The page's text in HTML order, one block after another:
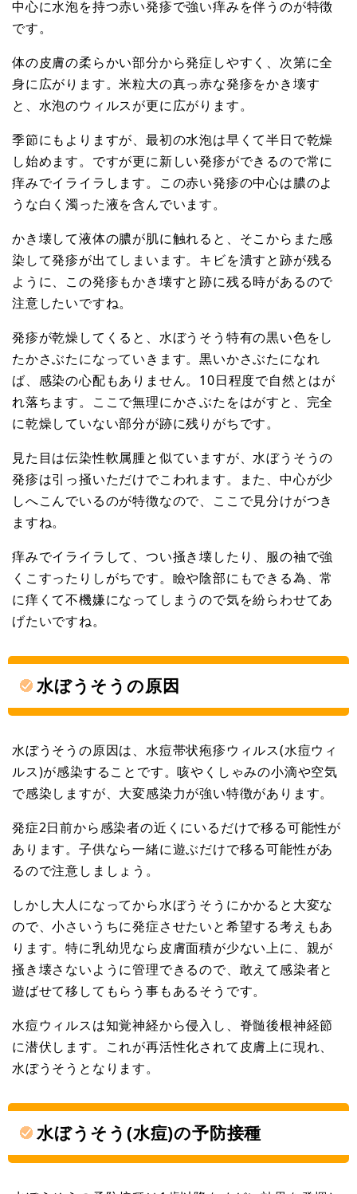
中心に水泡を持つ赤い発疹で強い痒みを伴うのが特徴
です。
体の皮膚の柔らかい部分から発症しやすく、次第に全
身に広がります。米粒大の真っ赤な発疹をかき壊す
と、水泡のウィルスが更に広がります。
季節にもよりますが、最初の水泡は早くて半日で乾燥
し始めます。ですが更に新しい発疹ができるので常に
痒みでイライラします。この赤い発疹の中心は膿のよ
うな白く濁った液を含んでいます。
かき壊して液体の膿が肌に触れると、そこからまた感
染して発疹が出てしまいます。キビを潰すと跡が残る
ように、この発疹もかき壊すと跡に残る時があるので
注意したいですね。
発疹が乾燥してくると、水ぼうそう特有の黒い色をし
たかさぶたになっていきます。黒いかさぶたになれ
ば、感染の心配もありません。10日程度で自然とはが
れ落ちます。ここで無理にかさぶたをはがすと、完全
に乾燥していない部分が跡に残りがちです。
見た目は伝染性軟属腫と似ていますが、水ぼうそうの
発疹は引っ掻いただけでこわれます。また、中心が少
しへこんでいるのが特徴なので、ここで見分けがつき
ますね。
痒みでイライラして、つい掻き壊したり、服の袖で強
くこすったりしがちです。瞼や陰部にもできる為、常
に痒くて不機嫌になってしまうので気を紛らわせてあ
げたいですね。
水ぼうそうの原因
水ぼうそうの原因は、水痘帯状疱疹ウィルス(水痘ウィ
ルス)が感染することです。咳やくしゃみの小滴や空気
で感染しますが、大変感染力が強い特徴があります。
発症2日前から感染者の近くにいるだけで移る可能性が
あります。子供なら一緒に遊ぶだけで移る可能性があ
るので注意しましょう。
しかし大人になってから水ぼうそうにかかると大変な
ので、小さいうちに発症させたいと希望する考えもあ
ります。特に乳幼児なら皮膚面積が少ない上に、親が
掻き壊さないように管理できるので、敢えて感染者と
遊ばせて移してもらう事もあるそうです。
水痘ウィルスは知覚神経から侵入し、脊髄後根神経節
に潜伏します。これが再活性化されて皮膚上に現れ、
水ぼうそうとなります。
水ぼうそう(水痘)の予防接種